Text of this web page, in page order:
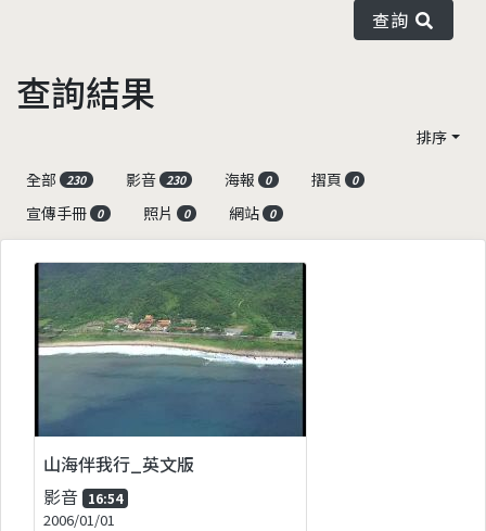
查詢
查詢結果
排序
全部
230 影音 230 海報 0 摺頁 0
宣傳手冊 0 照片 0 網站 0
山海伴我行_英文版
影音 16:54
2006/01/01